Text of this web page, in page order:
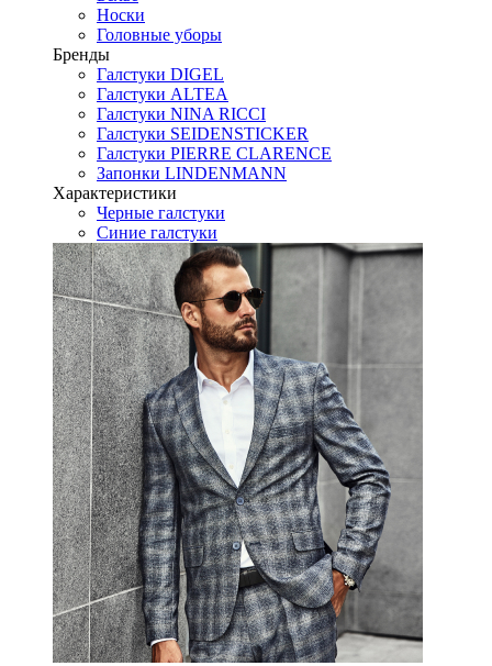
Носки
Головные уборы
Бренды
Галстуки DIGEL
Галстуки ALTEA
Галстуки NINA RICCI
Галстуки SEIDENSTICKER
Галстуки PIERRE CLARENCE
Запонки LINDENMANN
Характеристики
Черные галстуки
Синие галстуки